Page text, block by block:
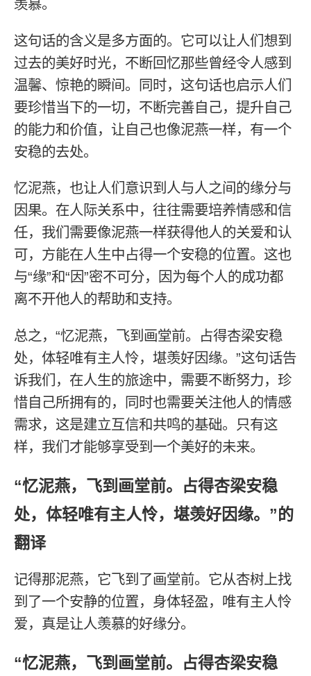
羡慕。
这句话的含义是多方面的。它可以让人们想到
过去的美好时光，不断回忆那些曾经令人感到
温馨、惊艳的瞬间。同时，这句话也启示人们
要珍惜当下的一切，不断完善自己，提升自己
的能力和价值，让自己也像泥燕一样，有一个
安稳的去处。
忆泥燕，也让人们意识到人与人之间的缘分与
因果。在人际关系中，往往需要培养情感和信
任，我们需要像泥燕一样获得他人的关爱和认
可，方能在人生中占得一个安稳的位置。这也
与“缘”和“因”密不可分，因为每个人的成功都
离不开他人的帮助和支持。
总之，“忆泥燕，飞到画堂前。占得杏梁安稳
处，体轻唯有主人怜，堪羡好因缘。”这句话告
诉我们，在人生的旅途中，需要不断努力，珍
惜自己所拥有的，同时也需要关注他人的情感
需求，这是建立互信和共鸣的基础。只有这
样，我们才能够享受到一个美好的未来。
“忆泥燕，飞到画堂前。占得杏梁安稳
处，体轻唯有主人怜，堪羡好因缘。”的
翻译
记得那泥燕，它飞到了画堂前。它从杏树上找
到了一个安静的位置，身体轻盈，唯有主人怜
爱，真是让人羡慕的好缘分。
“忆泥燕，飞到画堂前。占得杏梁安稳